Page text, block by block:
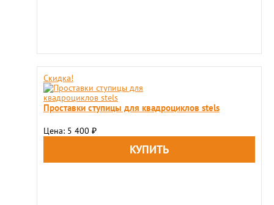
Скидка!
Проставки ступицы для квадроциклов stels
Цена: 5 400 ₽